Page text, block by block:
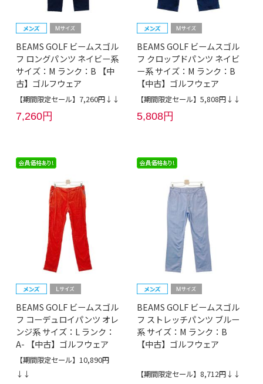
BEAMS GOLF ビームスゴル
フ ロングパンツ ネイビー系
サイズ：M ランク：B 【中
古】ゴルフウェア
【期間限定セール】7,260円↓↓
7,260円
BEAMS GOLF ビームスゴル
フ クロップドパンツ ネイビ
ー系 サイズ：M ランク：B
【中古】ゴルフウェア
【期間限定セール】5,808円↓↓
5,808円
BEAMS GOLF ビームスゴル
フ コーデュロイパンツ オレ
ンジ系 サイズ：L ランク：
A- 【中古】ゴルフウェア
【期間限定セール】10,890円
↓↓
BEAMS GOLF ビームスゴル
フ ストレッチパンツ ブルー
系 サイズ：M ランク：B
【中古】ゴルフウェア
【期間限定セール】8,712円↓↓